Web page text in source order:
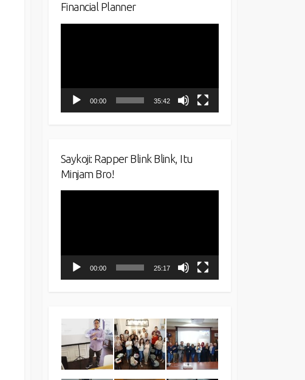
Financial Planner
00:00 35:42
Saykoji: Rapper Blink Blink, Itu
Minjam Bro!
00:00 25:17